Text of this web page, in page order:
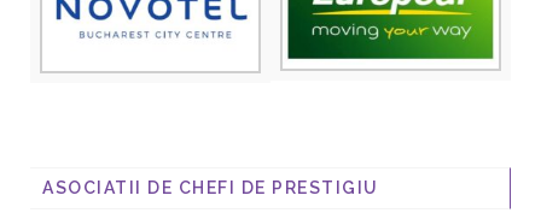
ASOCIATII DE CHEFI DE PRESTIGIU